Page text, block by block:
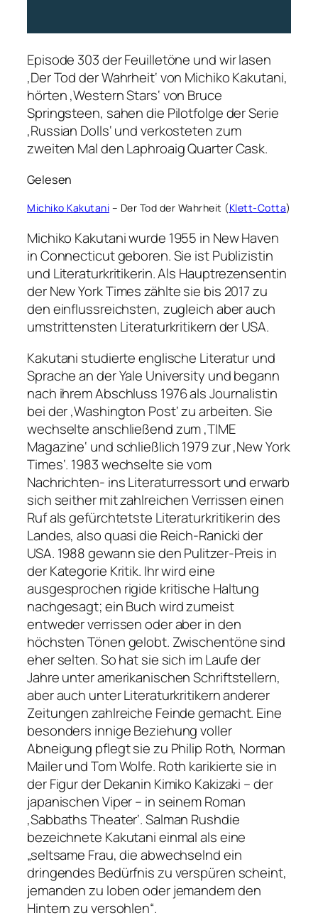
Episode 303 der Feuilletöne und wir lasen
‚Der Tod der Wahrheit‘ von Michiko Kakutani,
hörten ‚Western Stars‘ von Bruce
Springsteen, sahen die Pilotfolge der Serie
‚Russian Dolls‘ und verkosteten zum
zweiten Mal den Laphroaig Quarter Cask.
Gelesen
Michiko Kakutani – Der Tod der Wahrheit (Klett-Cotta)
Michiko Kakutani wurde 1955 in New Haven
in Connecticut geboren. Sie ist Publizistin
und Literaturkritikerin. Als Hauptrezensentin
der New York Times zählte sie bis 2017 zu
den einflussreichsten, zugleich aber auch
umstrittensten Literaturkritikern der USA.
Kakutani studierte englische Literatur und
Sprache an der Yale University und begann
nach ihrem Abschluss 1976 als Journalistin
bei der ‚Washington Post‘ zu arbeiten. Sie
wechselte anschließend zum ‚TIME
Magazine‘ und schließlich 1979 zur ‚New York
Times‘. 1983 wechselte sie vom
Nachrichten- ins Literaturressort und erwarb
sich seither mit zahlreichen Verrissen einen
Ruf als gefürchtetste Literaturkritikerin des
Landes, also quasi die Reich-Ranicki der
USA. 1988 gewann sie den Pulitzer-Preis in
der Kategorie Kritik. Ihr wird eine
ausgesprochen rigide kritische Haltung
nachgesagt; ein Buch wird zumeist
entweder verrissen oder aber in den
höchsten Tönen gelobt. Zwischentöne sind
eher selten. So hat sie sich im Laufe der
Jahre unter amerikanischen Schriftstellern,
aber auch unter Literaturkritikern anderer
Zeitungen zahlreiche Feinde gemacht. Eine
besonders innige Beziehung voller
Abneigung pflegt sie zu Philip Roth, Norman
Mailer und Tom Wolfe. Roth karikierte sie in
der Figur der Dekanin Kimiko Kakizaki – der
japanischen Viper – in seinem Roman
‚Sabbaths Theater‘. Salman Rushdie
bezeichnete Kakutani einmal als eine
„seltsame Frau, die abwechselnd ein
dringendes Bedürfnis zu verspüren scheint,
jemanden zu loben oder jemandem den
Hintern zu versohlen“.